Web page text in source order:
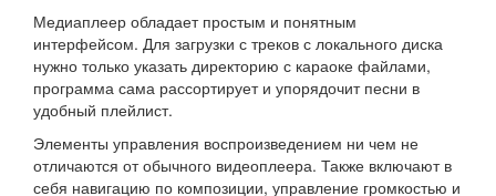
Медиаплеер обладает простым и понятным
интерфейсом. Для загрузки с треков с локального диска
нужно только указать директорию с караоке файлами,
программа сама рассортирует и упорядочит песни в
удобный плейлист.
Элементы управления воспроизведением ни чем не
отличаются от обычного видеоплеера. Также включают в
себя навигацию по композиции, управление громкостью и